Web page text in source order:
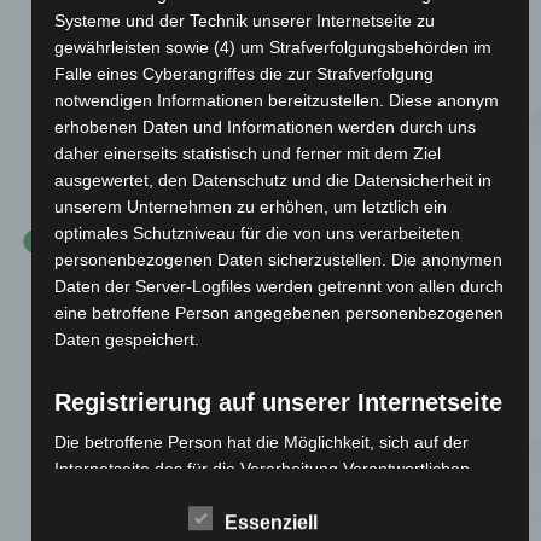
Die Frauenmannschaft der TSG Ailingen gelang
den Aufstieg in die Verbandsliga.
2010
Herrenmannschaft verpasst
Aufstieg in die Bezirksliga
Herzschlagfinale in der Rotachhalle.
Systeme und der Technik unserer Internetseite zu
gewährleisten sowie (4) um Strafverfolgungsbehörden im
Falle eines Cyberangriffes die zur Strafverfolgung
notwendigen Informationen bereitzustellen. Diese anonym
erhobenen Daten und Informationen werden durch uns
daher einerseits statistisch und ferner mit dem Ziel
ausgewertet, den Datenschutz und die Datensicherheit in
unserem Unternehmen zu erhöhen, um letztlich ein
optimales Schutzniveau für die von uns verarbeiteten
personenbezogenen Daten sicherzustellen. Die anonymen
Daten der Server-Logfiles werden getrennt von allen durch
eine betroffene Person angegebenen personenbezogenen
Daten gespeichert.
Registrierung auf unserer Internetseite
Die betroffene Person hat die Möglichkeit, sich auf der
Internetseite des für die Verarbeitung Verantwortlichen
registrieren. Welche personenbezogenen Daten dabei an
Essenziell